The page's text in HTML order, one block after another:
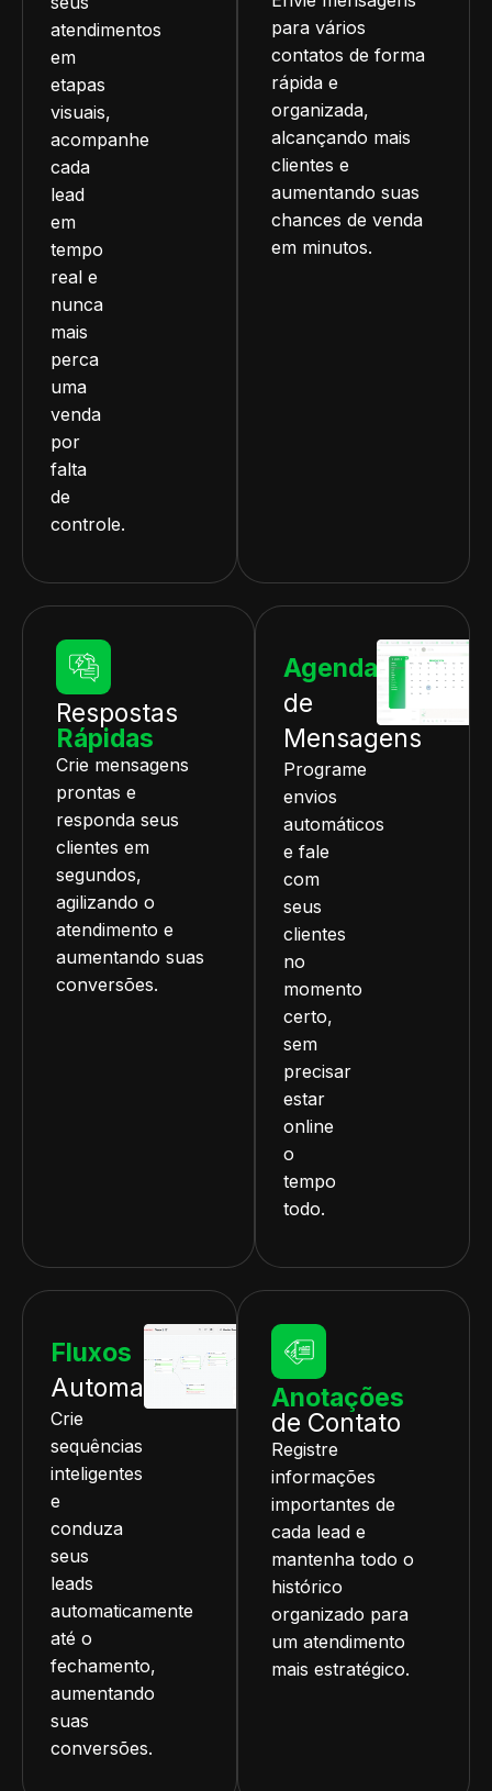
atendimentos
em
etapas
visuais,
acompanhe
cada
lead
em
tempo
real e
nunca
mais
perca
uma
venda
por
falta
de
controle.
para vários
contatos de forma
rápida e
organizada,
alcançando mais
clientes e
aumentando suas
chances de venda
em minutos.
Respostas
Rápidas
Crie mensagens
prontas e
responda seus
clientes em
segundos,
agilizando o
atendimento e
aumentando suas
conversões.
Agendamento
de
Mensagens
Programe
envios
automáticos
e fale
com
seus
clientes
no
momento
certo,
sem
precisar
estar
online
o
tempo
todo.
Fluxos
Automatizados
Crie
sequências
inteligentes
e
conduza
seus
leads
automaticamente
até o
fechamento,
aumentando
suas
conversões.
Anotações
de Contato
Registre
informações
importantes de
cada lead e
mantenha todo o
histórico
organizado para
um atendimento
mais estratégico.